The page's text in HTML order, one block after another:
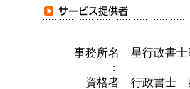
事務所名
：
星行政書士
資格者 行政書士